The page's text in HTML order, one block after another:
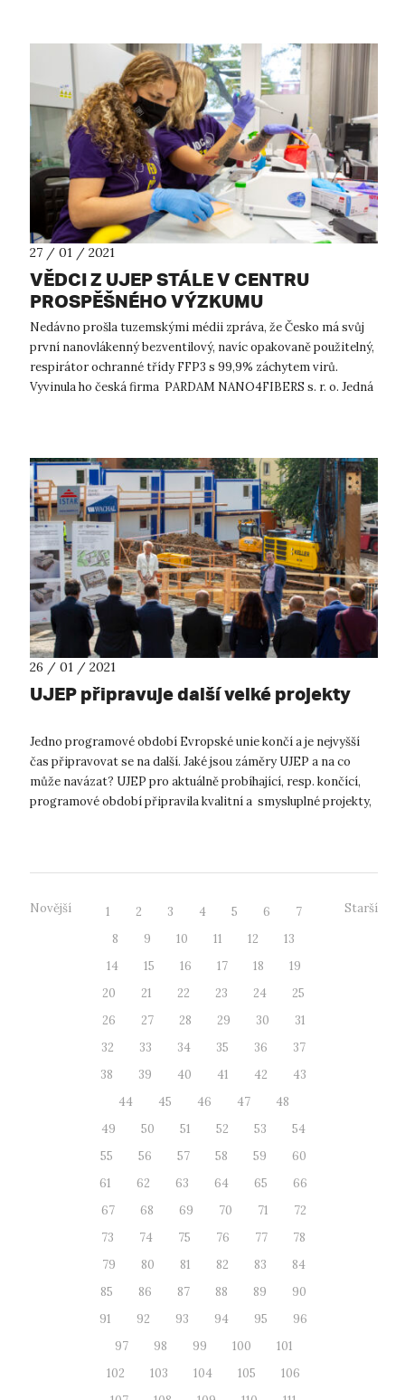
27 / 01 / 2021
VĚDCI Z UJEP STÁLE V CENTRU
PROSPĚŠNÉHO VÝZKUMU
Nedávno prošla tuzemskými médii zpráva, že Česko má svůj
první nanovlákenný bezventilový, navíc opakovaně použitelný,
respirátor ochranné třídy FFP3 s 99,9% záchytem virů.
Vyvinula ho česká firma PARDAM NANO4FIBERS s. r. o. Jedná
26 / 01 / 2021
UJEP připravuje další velké projekty
Jedno programové období Evropské unie končí a je nejvyšší
čas připravovat se na další. Jaké jsou záměry UJEP a na co
může navázat? UJEP pro aktuálně probíhající, resp. končící,
programové období připravila kvalitní a smysluplné projekty,
Novější 1 2 3 4 5 6
7
8
9 10 11 12
13
14
15 16 17 18
19
20
21 22 23 24
25
26
27 28 29 30
31
32
33 34 35 36
37
38
39 40 41 42
43
44
45 46 47
48
49
50 51 52 53
54
55
56 57 58 59
60
61
62 63 64 65
66
67
68 69 70 71
72
73
74 75 76 77
78
79
80 81 82 83
84
85
86 87 88 89
90
91
92 93 94 95
96
97
98 99 100
101
102
103 104 105
106
Starší